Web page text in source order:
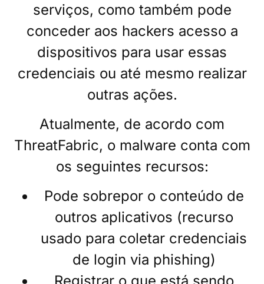
serviços, como também pode
conceder aos hackers acesso a
dispositivos para usar essas
credenciais ou até mesmo realizar
outras ações.
Atualmente, de acordo com
ThreatFabric, o malware conta com
os seguintes recursos:
Pode sobrepor o conteúdo de
outros aplicativos (recurso
usado para coletar credenciais
de login via phishing)